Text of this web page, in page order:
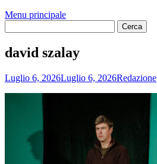
Menu principale
david szalay
Luglio 6, 2026Luglio 6, 2026Redazione